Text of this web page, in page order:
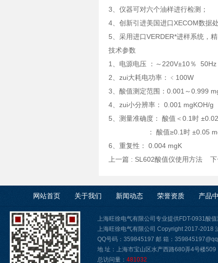
3、仪器可对六个油样进行检测；
4、创新引进美国进口XECOM数据
5、采用进口VERDER*进样系统，
技术参数
1、电源电压 ：～220V±10％ 50Hz
2、zui大耗电功率：﹤100W
3、酸值测定范围：0.001～0.999
4、zui小分辨率： 0.001 mgKOH/g
5、测量准确度： 酸值＜0.1时
： 酸值≥0.1时 ±0.05
6、重复性： 0.004 mgK
上一篇 : SL602酸值仪使用方法 下
网站首页 关于我们 新闻动态 荣誉资质 产品
上海旺徐电气有限公司专业提供FDT-0931酸
上海旺徐电气有限公司 Copyright 2017-2018
QQ号码：359845197 邮 箱：
地 址：上海市宝山区水产西路680弄4号楼509
总访问量： 481032